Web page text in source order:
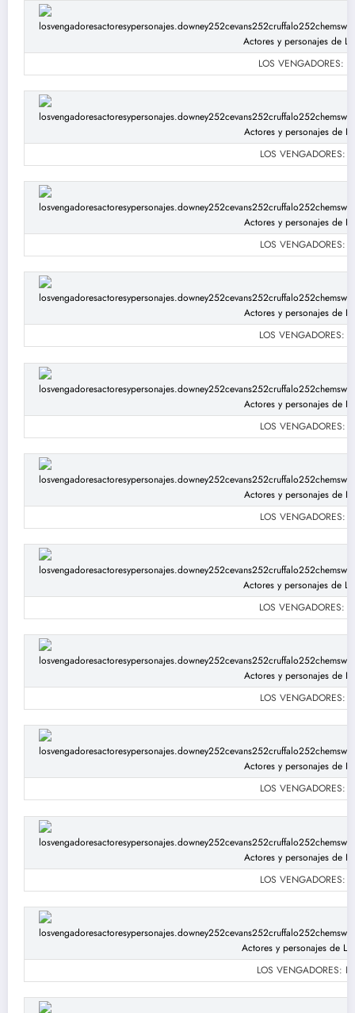
LOS VENGADORES:
LOS VENGADORES:
LOS VENGADORES:
LOS VENGADORES:
LOS VENGADORES:
LOS VENGADORES:
LOS VENGADORES:
LOS VENGADORES:
LOS VENGADORES:
LOS VENGADORES:
LOS VENGADORES: